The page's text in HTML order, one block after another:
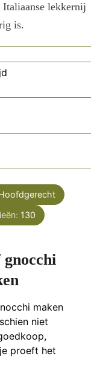
lekkernij
is.
130
gnocchi
maken
niet
proeft het